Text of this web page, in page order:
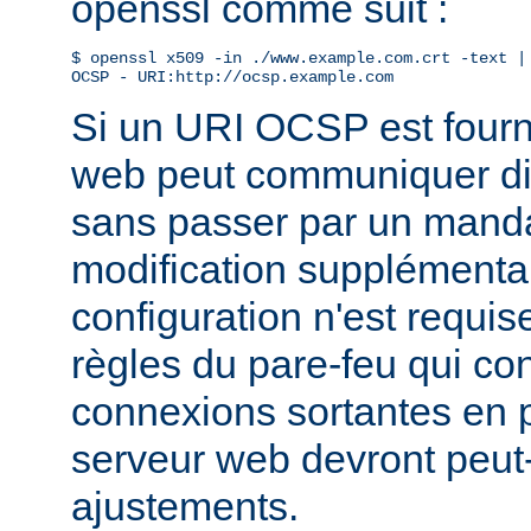
$ openssl x509 -in ./www.example.com.crt -text
OCSP - URI:http://ocsp.example.com
Si un URI OCSP est
web peut communiquer
sans passer par un
modification
configuration n'est
règles du pare-feu qui
connexions sortantes en
serveur web devront
ajustements.